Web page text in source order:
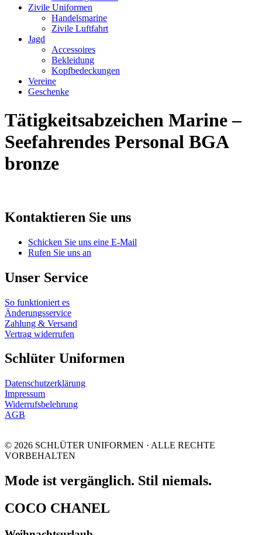
Zivile Uniformen
Handelsmarine
Zivile Luftfahrt
Jagd
Accessoires
Bekleidung
Kopfbedeckungen
Vereine
Geschenke
Tätigkeitsabzeichen Marine –
Seefahrendes Personal BGA
bronze
Kontaktieren Sie uns
Schicken Sie uns eine E-Mail
Rufen Sie uns an
Unser Service
So funktioniert es
Änderungsservice
Zahlung & Versand
Vertrag widerrufen
Schlüter Uniformen
Datenschutzerklärung
Impressum
Widerrufsbelehrung
AGB
© 2026 SCHLÜTER UNIFORMEN · ALLE RECHTE
VORBEHALTEN
Mode ist vergänglich. Stil niemals.
COCO CHANEL